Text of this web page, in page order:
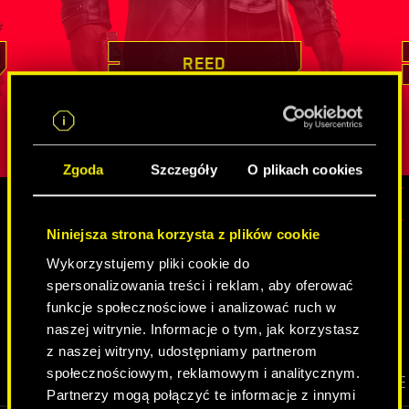
Zgoda Szczegóły O plikach cookies
Niniejsza strona korzysta z plików cookie
Wykorzystujemy pliki cookie do
spersonalizowania treści i reklam, aby oferować
funkcje społecznościowe i analizować ruch w
naszej witrynie. Informacje o tym, jak korzystasz
z naszej witryny, udostępniamy partnerom
społecznościowym, reklamowym i analitycznym.
Partnerzy mogą połączyć te informacje z innymi
jej
atut,
w jej
dowodził swoich mistrzowskich
umiejętności, podejmując się misji z
pozoru niemożliwych. Pozyskiwanie
cennych informacji czy infiltracja
strzeżonych celów to dla niego chleb
powszechny. Reed jest przy tym kimś
obdarzonym głębokim poczuciem
obowiązku, a u osób, z którymi
współpracuje, najwyżej ceni sobie
REED
który
innych
jest
spędziła
cechy
MEDIA
CYBERPUNK 2077
WIDEO SCREENSHOTY GRAFIKI KONCEPCYJNE